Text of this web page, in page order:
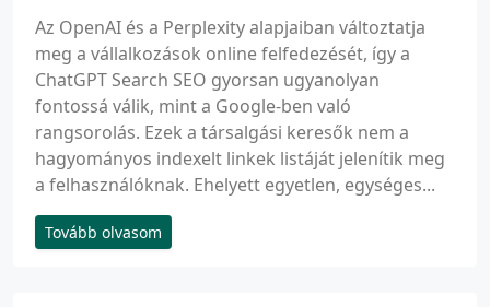
Az OpenAI és a Perplexity alapjaiban változtatja
meg a vállalkozások online felfedezését, így a
ChatGPT Search SEO gyorsan ugyanolyan
fontossá válik, mint a Google-ben való
rangsorolás. Ezek a társalgási keresők nem a
hagyományos indexelt linkek listáját jelenítik meg
a felhasználóknak. Ehelyett egyetlen, egységes...
Tovább olvasom